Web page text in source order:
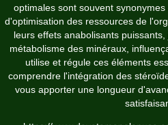
optimales sont souvent
d'optimisation des ressources de
leurs effets anabolisants
métabolisme des minéraux,
utilise et régule ces éléments
comprendre l'intégration des
vous apporter une longueur